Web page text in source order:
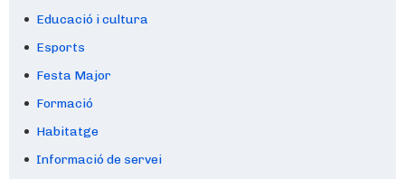
Educació i cultura
Esports
Festa Major
Formació
Habitatge
Informació de servei